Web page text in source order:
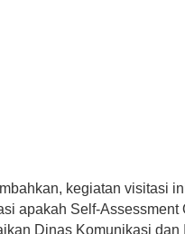
kegiatan visitasi
apakah Self-Assessment
Dinas Komunikasi dan